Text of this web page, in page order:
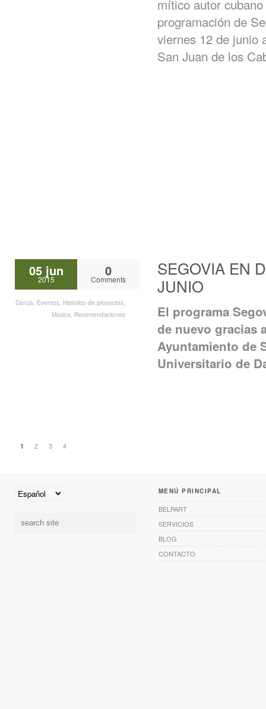
mítico autor cubano
programación de
viernes 12 de junio
San Juan de los
05 jun
2015
0
Comments
Danza, Eventos, Histórico de proyectos,
Música, Recomendaciones
SEGOVIA EN
JUNIO
El programa
de nuevo gracias
Ayuntamiento de
Universitario de
1 2 3 4
MENÚ PRINCIPAL
BELPART
SERVICIOS
BLOG
CONTACTO